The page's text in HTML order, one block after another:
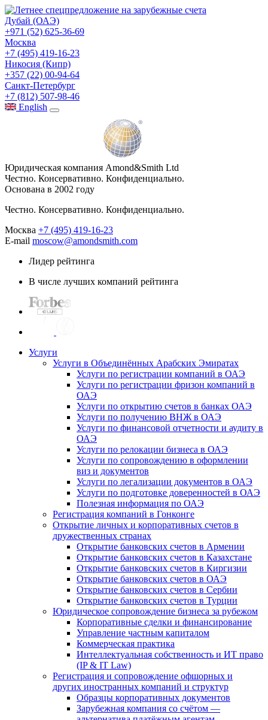
Дубай (ОАЭ)
+971 (52) 625-36-69
Москва
+7 (495) 419-16-23
Никосия (Кипр)
+357 (22) 00-94-64
Санкт-Петербург
+7 (812) 507-98-46
English
Юридическая компания Amond&Smith Ltd
Честно. Консервативно. Конфиденциально.
Основана в 2002 году
Честно. Консервативно. Конфиденциально.
Москва +7 (495) 419-16-23
E-mail moscow@amondsmith.com
Лидер рейтинга
В числе лучших компаний рейтинга
Услуги
Услуги в Объединённых Арабских Эмиратах
Услуги по регистрации компаний в ОАЭ
Услуги по регистрации фризон компаний в
ОАЭ
Услуги по открытию счетов в банках ОАЭ
Услуги по получению ВНЖ в ОАЭ
Услуги по финансовой отчетности и аудиту в
ОАЭ
Услуги по релокации бизнеса в ОАЭ
Услуги по сопровождению в оформлении
виз и документов
Услуги по легализации документов в ОАЭ
Услуги по подготовке доверенностей в ОАЭ
Полезная информация по ОАЭ
Регистрация компаний в Гонконге
Открытие личных и корпоративных счетов в
дружественных странах
Открытие банковских счетов в Армении
Открытие банковских счетов в Казахстане
Открытие банковских счетов в Киргизии
Открытие банковских счетов в ОАЭ
Открытие банковских счетов в Сербии
Открытие банковских счетов в Турции
Юридическое сопровождение бизнеса за рубежом
Корпоративные сделки и финансирование
Управление частным капиталом
Коммерческая практика
Интеллектуальная собственность и ИТ право
(IP & IT Law)
Регистрация и сопровождение офшорных и
других иностранных компаний и структур
Образцы корпоративных документов
Зарубежная компания со счётом —